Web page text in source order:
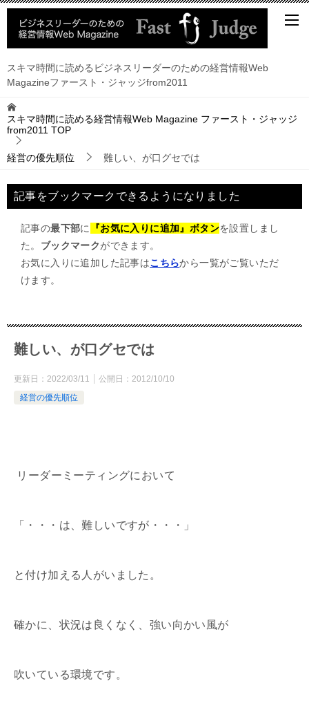
スキマ時間に読めるビジネスリーダーのための経営情報Web
Magazineファースト・ジャッジfrom2011
スキマ時間に読める経営情報Web Magazine ファースト・ジャッジ
from2011 TOP
経営の優先順位 難しい、が口グセでは
記事をブックマークできるようになりました
記事の最下部に 『お気に入りに追加』ボタンを設置しまし
た。 ブックマークができます。
お気に入りに追加した記事はこちらから一覧がご覧いただ
けます。
難しい、が口グセでは
更新日： 2022/03/11 公開日： 2012/10/10
経営の優先順位
リーダーミーティングにおいて
「・・・は、難しいですが・・・」
と付け加える人がいました。
確かに、状況は良くなく、強い向かい風が
吹いている環境です。